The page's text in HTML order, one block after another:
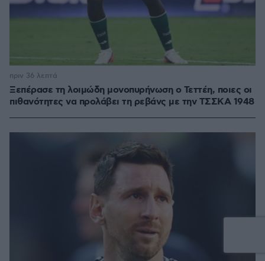
Ξεπέρασε τη λοιμώδη μονοπυρήνωση ο Τεττέη, ποιες οι
πιθανότητες να προλάβει τη ρεβάνς με την ΤΣΣΚΑ 1948
πριν 36 λεπτά